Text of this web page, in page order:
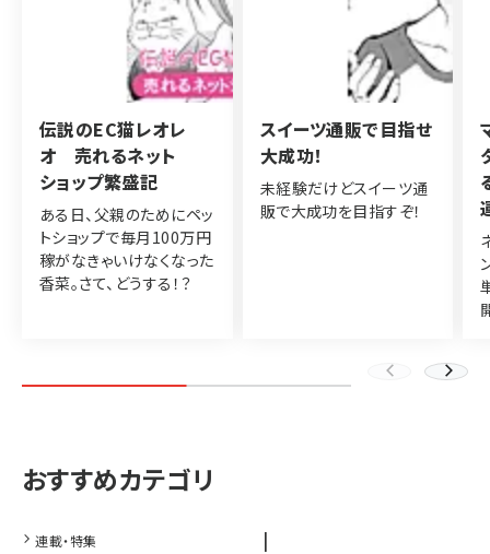
伝説のEC猫レオレ
オ 売れるネット
ショップ繁盛記
ある日、父親のためにペッ
トショップで毎月100万円
稼がなきゃいけなくなった
香菜。さて、どうする！？
スイーツ通販で目指せ
大成功！
未経験だけどスイーツ通
販で大成功を目指すぞ！
連載・特集 |